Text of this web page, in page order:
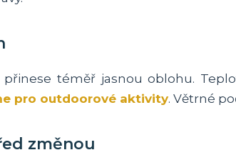
téměř jasnou oblohu.
pro outdoorové aktivity. Větrné
změnou